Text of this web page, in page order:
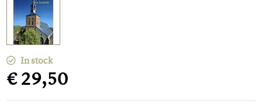
In stock
€ 29,50